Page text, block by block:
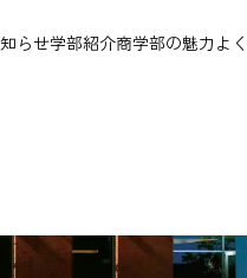
らせ学部紹介商学部の魅力 よ